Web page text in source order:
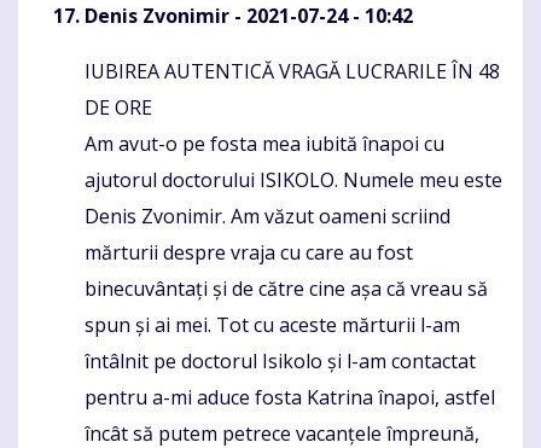
Denis Zvonimir - 2021-07-24 - 10:42
Komentaras
IUBIREA AUTENTICĂ VRAGĂ LUCRARILE ÎN 48
DE ORE
Am avut-o pe fosta mea iubită înapoi cu
ajutorul doctorului ISIKOLO. Numele meu este
Denis Zvonimir. Am văzut oameni scriind
mărturii despre vraja cu care au fost
binecuvântați și de către cine așa că vreau să
spun și ai mei. Tot cu aceste mărturii l-am
întâlnit pe doctorul Isikolo și l-am contactat
pentru a-mi aduce fosta Katrina înapoi, astfel
încât să putem petrece vacanțele împreună,